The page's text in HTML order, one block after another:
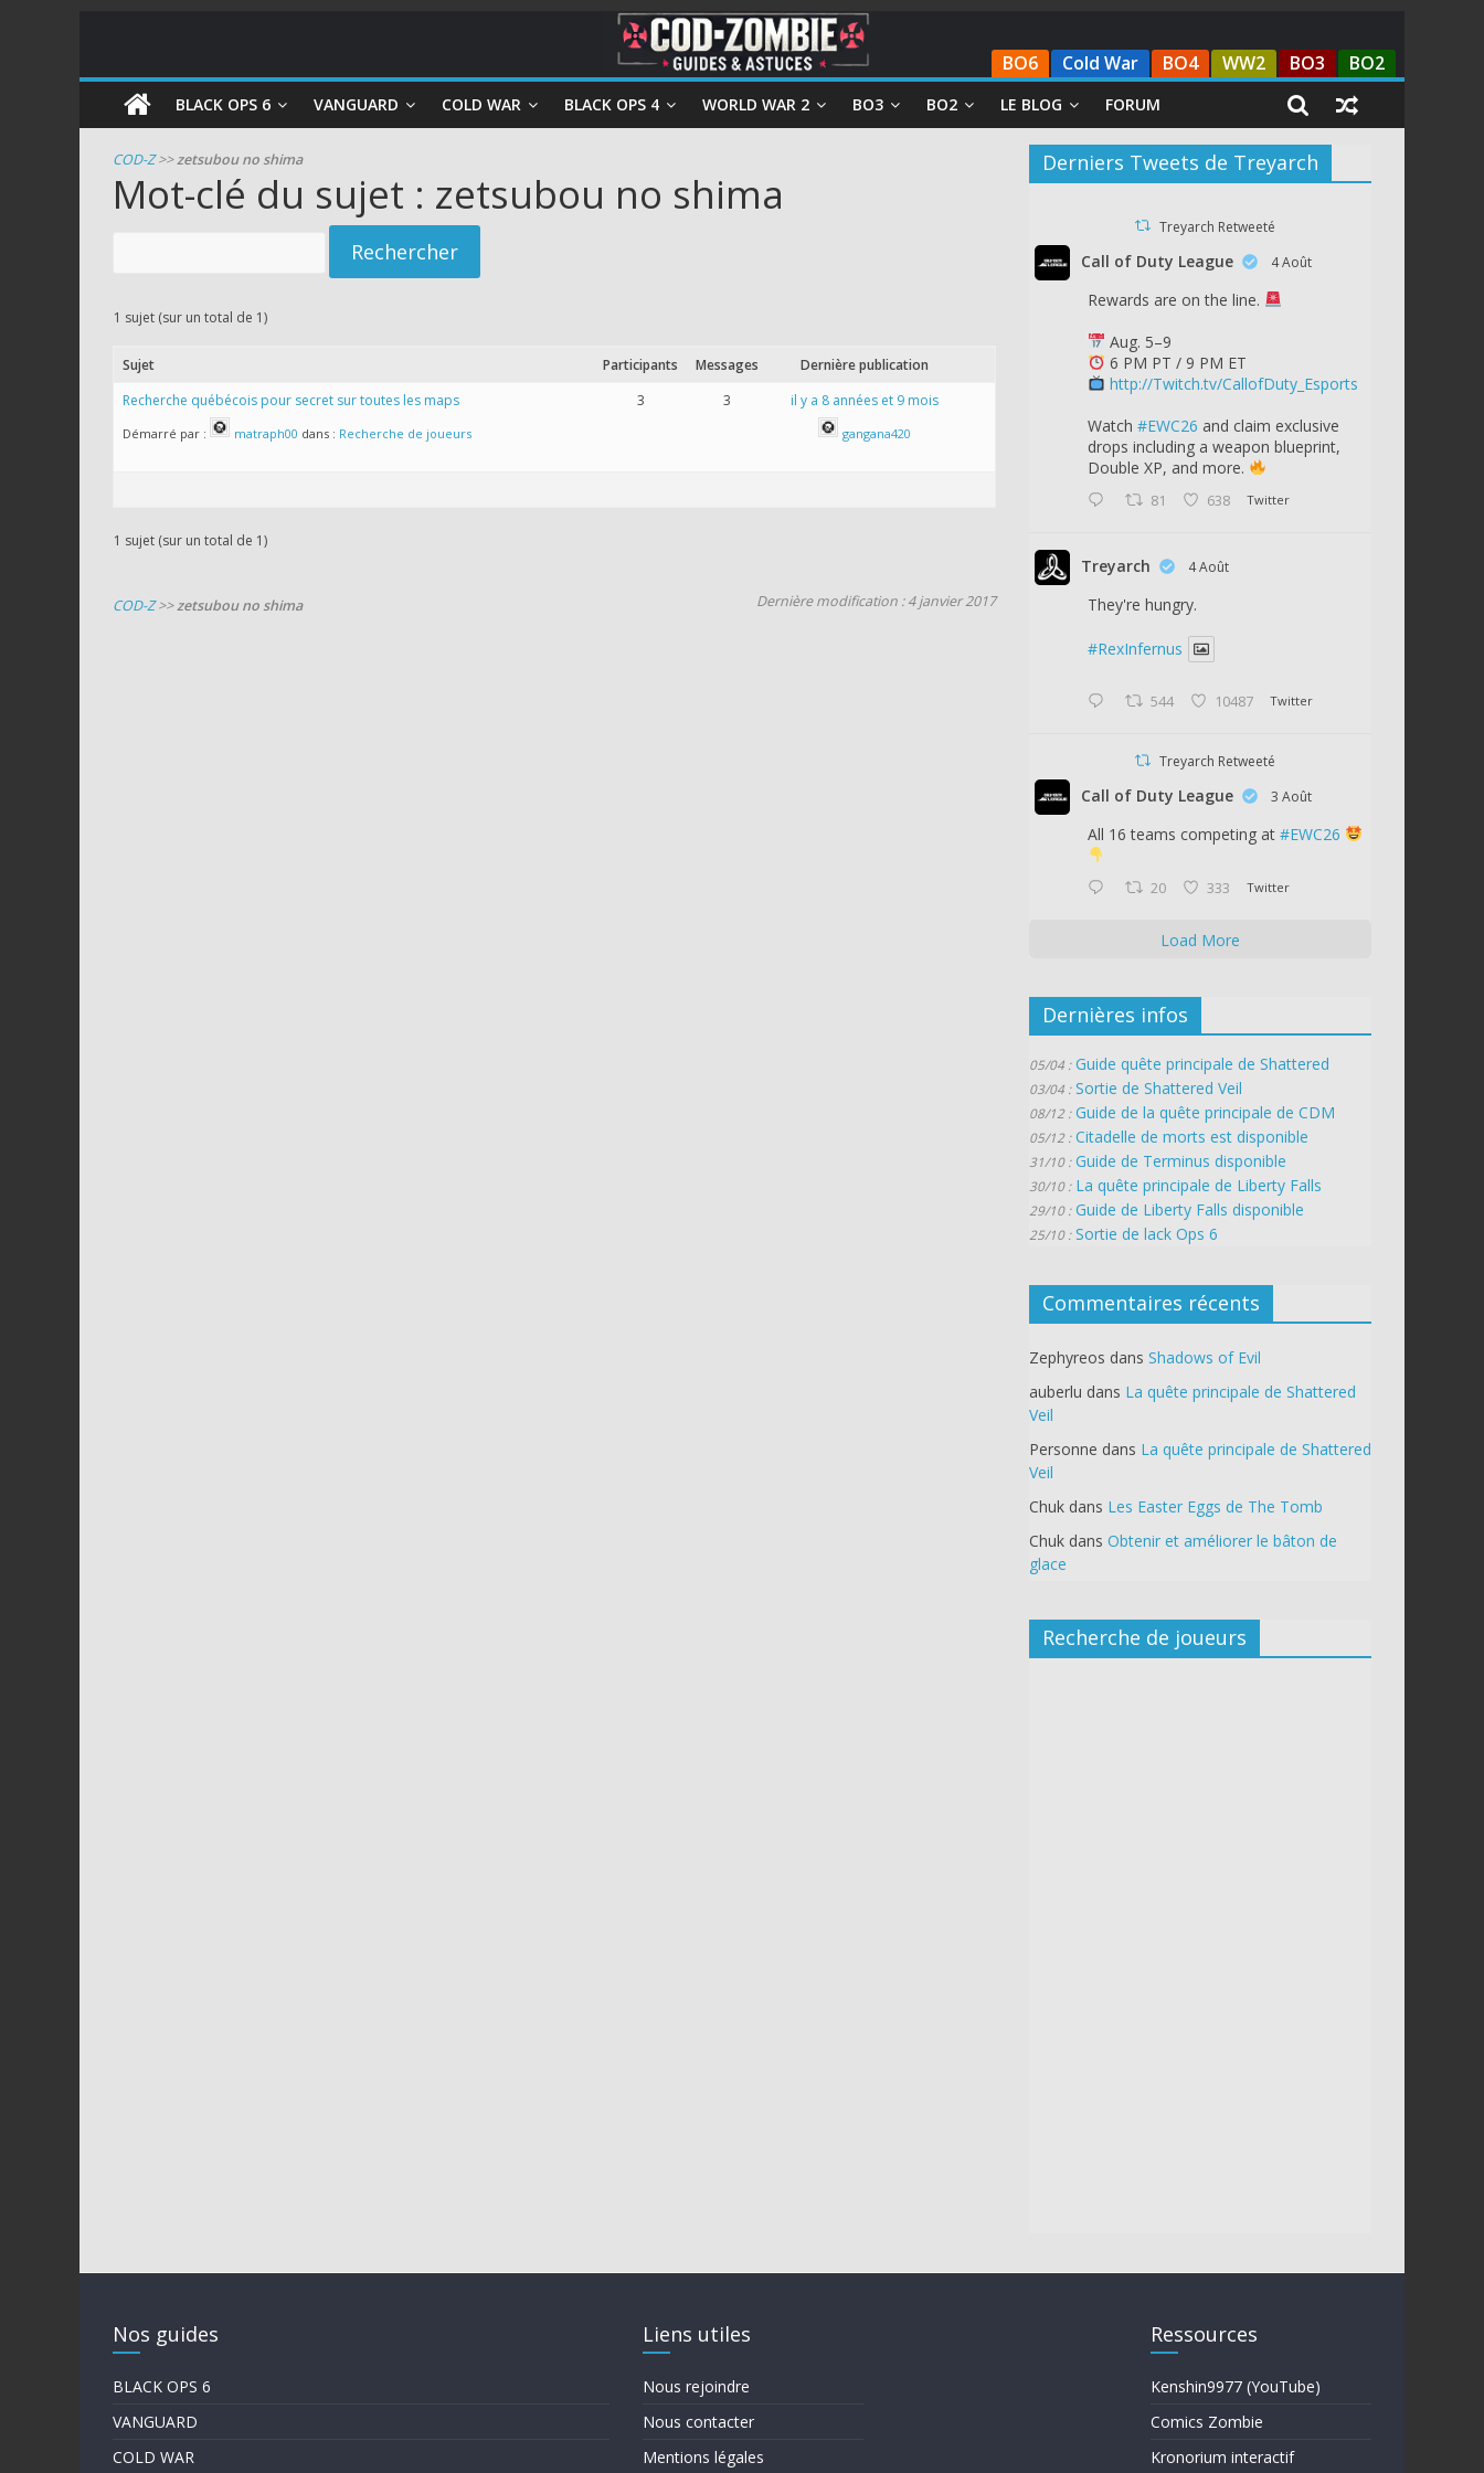
COD
Zombie
Guides
le
zombie
de
of
BO6 Cold War BO4 WW2 BO3 BO2
BLACK OPS 6 VANGUARD COLD WAR BLACK OPS 4 WORLD WAR 2 BO3 BO2 LE BLOG FORUM
COD-Z>>zetsubou no shima
Mot-clé du sujet : zetsubou no shima
1 sujet (sur un total de 1)
Sujet Participants Messages
Dernière publication
Recherche québécois pour secret sur toutes les maps
Démarré par : matraph00 dans : Recherche de joueurs
3 3 il y a 8 années et 9 mois
gangana420
1 sujet (sur un total de 1)
Dernière modification : 4 janvier 2017
COD-Z>>zetsubou no shima
Derniers Tweets de Treyarch
Treyarch Retweeté
Call of Duty League 4 Août
Rewards are on the line.
Aug. 5–9
6 PM PT / 9 PM ET
http://Twitch.tv/CallofDuty_Esports
Watch #EWC26 and claim exclusive
drops including a weapon blueprint,
Double XP, and more.
81 638 Twitter
Treyarch 4 Août
They're hungry.
#RexInfernus
544 10487 Twitter
Treyarch Retweeté
Call of Duty League 3 Août
All 16 teams competing at #EWC26
20 333 Twitter
Load More
Dernières infos
05/04 : Guide quête principale de Shattered
03/04 : Sortie de Shattered Veil
08/12 : Guide de la quête principale de CDM
05/12 : Citadelle de morts est disponible
31/10 : Guide de Terminus disponible
30/10 : La quête principale de Liberty Falls
29/10 : Guide de Liberty Falls disponible
25/10 : Sortie de lack Ops 6
Commentaires récents
Zephyreos dans Shadows of Evil
auberlu dans La quête principale de Shattered
Veil
Personne dans La quête principale de Shattered
Veil
Chuk dans Les Easter Eggs de The Tomb
Chuk dans Obtenir et améliorer le bâton de
glace
Recherche de joueurs
Nos guides
BLACK OPS 6
VANGUARD
COLD WAR
Liens utiles
Nous rejoindre
Nous contacter
Mentions légales
Ressources
Kenshin9977 (YouTube)
Comics Zombie
Kronorium interactif